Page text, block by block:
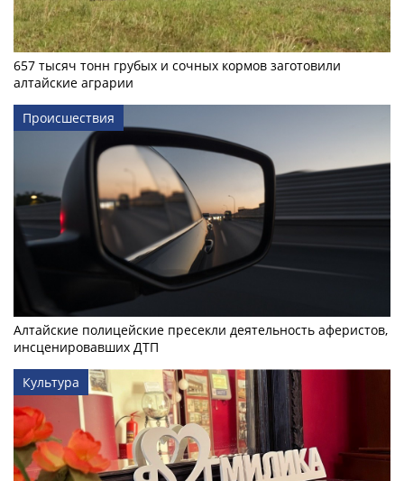
657 тысяч тонн грубых и сочных кормов заготовили
алтайские аграрии
Происшествия
Алтайские полицейские пресекли деятельность аферистов,
инсценировавших ДТП
Культура